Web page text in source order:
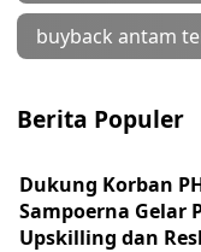
buyback antam
Berita Populer
Dukung Korban
Sampoerna Gelar
Upskilling dan